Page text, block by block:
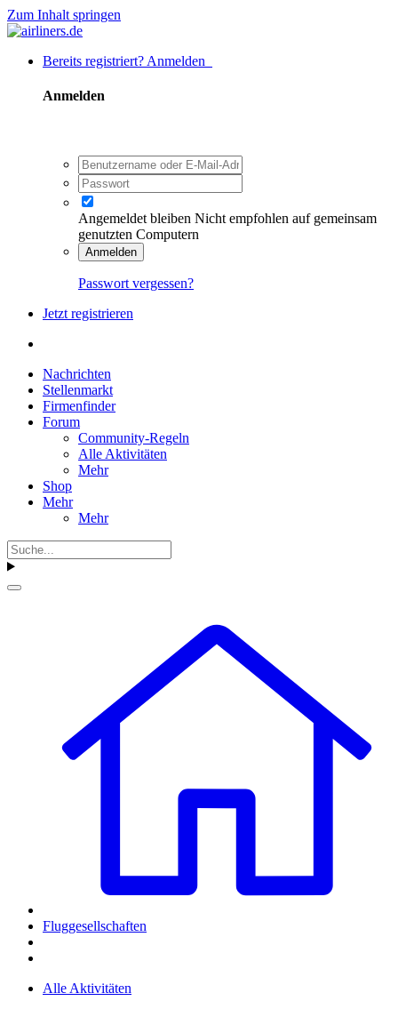
Zum Inhalt springen
Bereits registriert? Anmelden
Anmelden
Angemeldet bleiben Nicht empfohlen auf gemeinsam
genutzten Computern
Anmelden
Passwort vergessen?
Jetzt registrieren
Nachrichten
Stellenmarkt
Firmenfinder
Forum
Community-Regeln
Alle Aktivitäten
Mehr
Shop
Mehr
Mehr
Fluggesellschaften
Alle Aktivitäten